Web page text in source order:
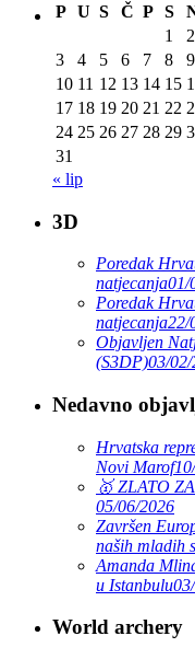
P U S Č P S
1
2
3
4 5 6 7 8
9
10 11 12 13 14 15
17 18 19 20 21 22
24 25 26 27 28 29
31
« lip
3D
Poredak
natjecanja01/
Poredak
natjecanja22/
Objavljen
(S3DP)03/
Nedavno
Hrvatska
Novi Marof
🥇 ZLATO
05/06/2026
Završen
naših mladih
Amanda
u Istanbulu
World archery